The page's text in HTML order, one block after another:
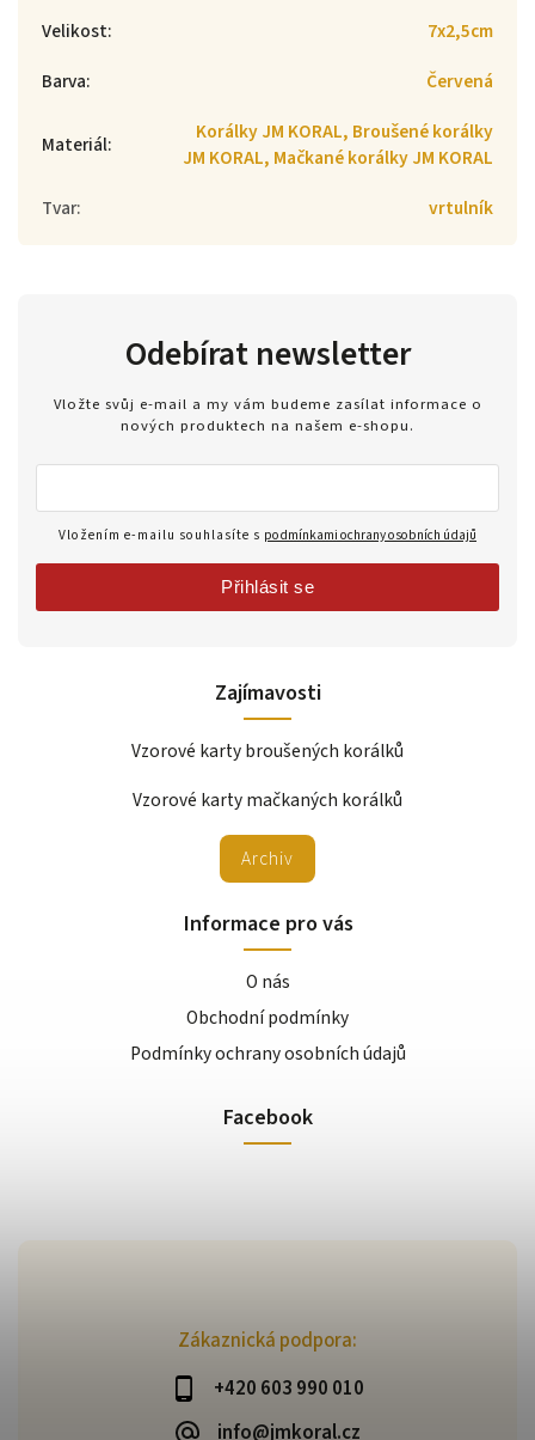
Velikost:
7x2,5cm
Barva: Červená
Materiál:
Korálky JM KORAL, Broušené korálky
JM KORAL, Mačkané korálky JM KORAL
Tvar: vrtulník
Zákaznická podpora:
+420 603 990 010
info@jmkoral.cz
Zajímavosti
Vzorové karty broušených korálků
Vzorové karty mačkaných korálků
Archiv
Odebírat newsletter
Vložte svůj e-mail a my vám budeme zasílat informace o
nových produktech na našem e-shopu.
Vložením e-mailu souhlasíte s podmínkami ochrany osobních údajů
Přihlásit se
Informace pro vás
O nás
Obchodní podmínky
Podmínky ochrany osobních údajů
Facebook